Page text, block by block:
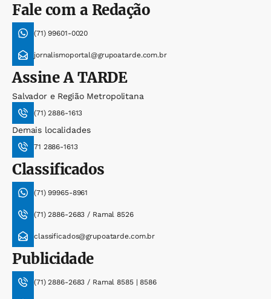
Fale com a Redação
(71) 99601-0020
jornalismoportal@grupoatarde.com.br
AssineA TARDE
Salvador e Região Metropolitana
(71) 2886-1613
Demais localidades
71 2886-1613
Classificados
(71) 99965-8961
(71) 2886-2683 / Ramal 8526
classificados@grupoatarde.com.br
Publicidade
(71) 2886-2683 / Ramal 8585 | 8586